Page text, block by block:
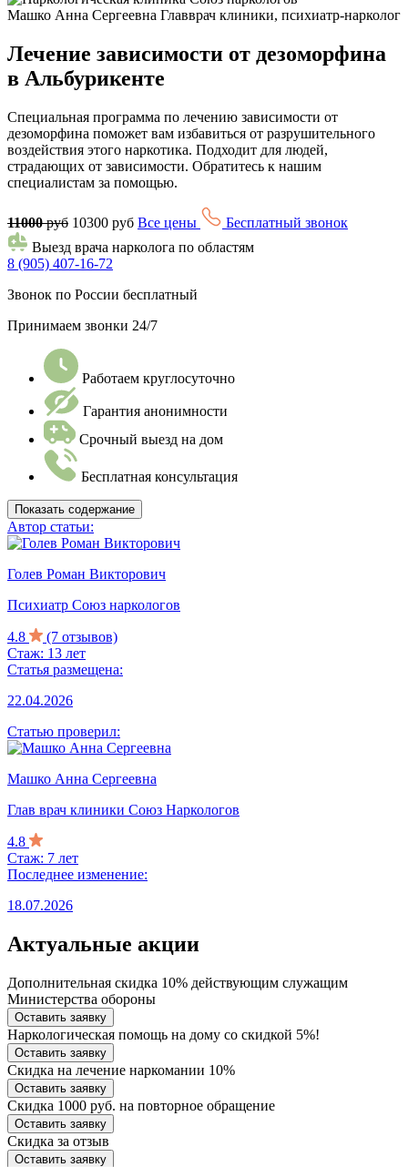
Машко Анна Сергеевна Главврач клиники, психиатр-нарколог
Лечение зависимости от дезоморфина
в Альбурикенте
Специальная программа по лечению зависимости от
дезоморфина поможет вам избавиться от разрушительного
воздействия этого наркотика. Подходит для людей,
страдающих от зависимости. Обратитесь к нашим
специалистам за помощью.
11000руб 10300 руб Все цены
Бесплатный звонок
Выезд врача нарколога по областям
8 (905) 407-16-72
Звонок по России бесплатный
Принимаем звонки 24/7
Работаем круглосуточно
Гарантия анонимности
Срочный выезд на дом
Бесплатная консультация
Показать содержание
Автор статьи:
Голев Роман Викторович
Психиатр Союз наркологов
4.8
(7 отзывов)
Стаж: 13 лет
Статья размещена:
22.04.2026
Статью проверил:
Машко Анна Сергеевна
Глав врач клиники Союз Наркологов
4.8
Стаж: 7 лет
Последнее изменение:
18.07.2026
Актуальные акции
Дополнительная скидка 10% действующим служащим
Министерства обороны
Оставить заявку
Наркологическая помощь на дому со скидкой 5%!
Оставить заявку
Скидка на лечение наркомании 10%
Оставить заявку
Скидка 1000 руб. на повторное обращение
Оставить заявку
Скидка за отзыв
Оставить заявку